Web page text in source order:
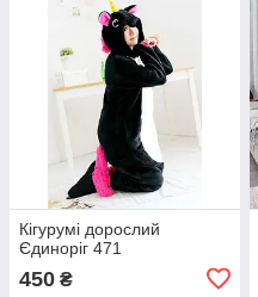
Кігурумі дорослий
Єдиноріг 471
450 ₴